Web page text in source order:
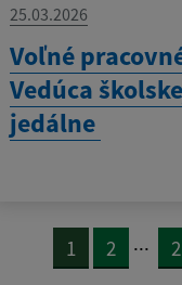
25.03.2026
Voľné
Vedúca
jedálne
1 2 ...